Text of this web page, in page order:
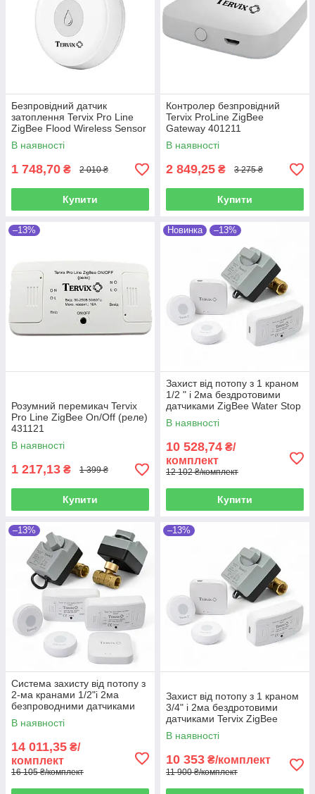
Безпровідний датчик
затоплення Tervix Pro Line
ZigBee Flood Wireless Sensor
В наявності
1 748,70 ₴ 2 010 ₴
Купити
Контролер безпровідний
Tervix ProLine ZigBee
Gateway 401211
В наявності
2 849,25 ₴ 3 275 ₴
Купити
–13%
Розумний перемикач Tervix
Pro Line ZigBee On/Off (реле)
431121
В наявності
1 217,13 ₴ 1 399 ₴
Купити
Новинка –13%
Захист від потопу з 1 краном
1/2 " і 2ма бездротовими
датчиками ZigBee Water Stop
Tervix
В наявності
10 528,74 ₴/
комплект
12 102 ₴/комплект
Купити
–13%
Система захисту від потопу з
2-ма кранами 1/2"і 2ма
безпроводними датчиками
Tervix ZigBee Water Stop
В наявності
14 011,35 ₴/
комплект
16 105 ₴/комплект
–13%
Захист від потопу з 1 краном
3/4" і 2ма бездротовими
датчиками Tervix ZigBee
Water Stop
В наявності
10 353 ₴/комплект
11 900 ₴/комплект